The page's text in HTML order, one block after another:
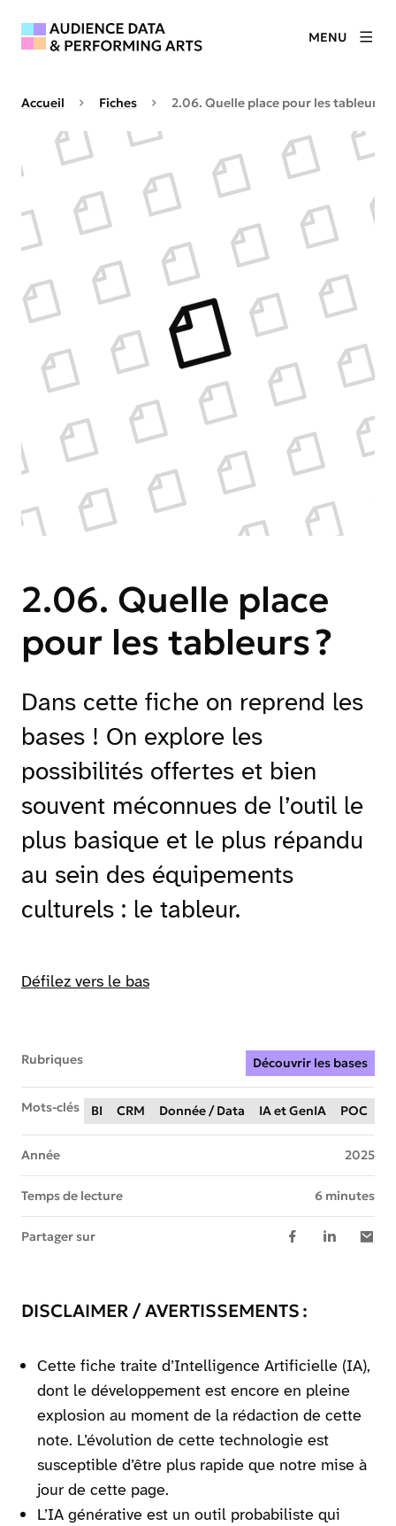
MENU
Accueil Fiches 2.06. Quelle place pour les tableurs ?
2.06. Quelle place
pour les tableurs ?
Dans cette fiche on reprend les
bases ! On explore les
possibilités offertes et bien
souvent méconnues de l’outil le
plus basique et le plus répandu
au sein des équipements
culturels : le tableur.
Agrandir
Défilez vers le bas
Rubriques Découvrir les bases
Mots-clés BI CRM Donnée / Data IA et GenIA POC
Année 2025
Temps de lecture 6 minutes
Partager sur
DISCLAIMER / AVERTISSEMENTS :
Cette fiche traite d’Intelligence Artificielle (IA),
dont le développement est encore en pleine
explosion au moment de la rédaction de cette
note. L’évolution de cette technologie est
susceptible d’être plus rapide que notre mise à
jour de cette page.
L’IA générative est un outil probabiliste qui